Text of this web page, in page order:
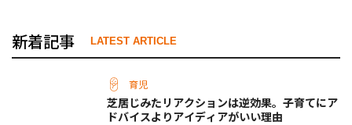
新着記事 LATEST ARTICLE
育児
芝居じみたリアクションは逆効果。子育てにア
ドバイスよりアイディアがいい理由